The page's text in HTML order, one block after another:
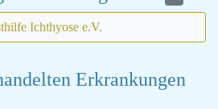
Ichthyose e.V.
Erkrankungen